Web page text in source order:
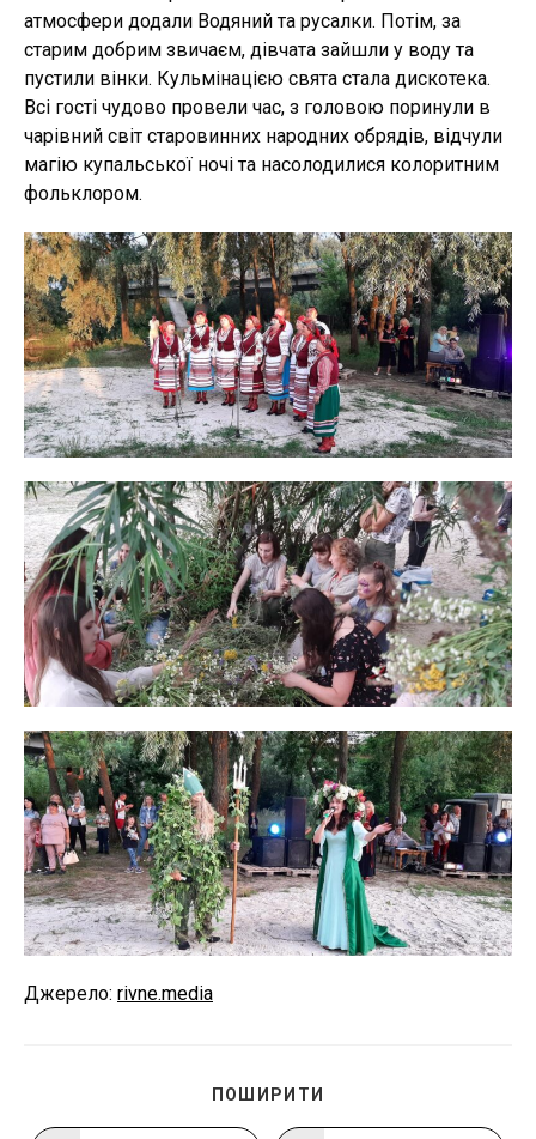
атмосфери додали Водяний та русалки. Потім, за
старим добрим звичаєм, дівчата зайшли у воду та
пустили вінки. Кульмінацією свята стала дискотека.
Всі гості чудово провели час, з головою поринули в
чарівний світ старовинних народних обрядів, відчули
магію купальської ночі та насолодилися колоритним
фольклором.
Джерело: rivne.media
ПОШИРИТИ